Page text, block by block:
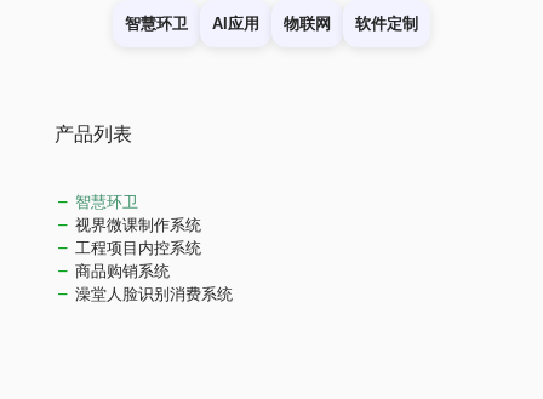
智慧环卫 AI应用 物联网 软件定制
产品列表
智慧环卫
视界微课制作系统
工程项目内控系统
商品购销系统
澡堂人脸识别消费系统